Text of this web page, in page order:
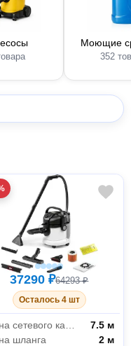
Моющие
352
37290 ₽64293 ₽
Осталось 4 шт
7.5 м
шланга
2 м